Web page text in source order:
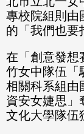
專校院組則由
的「我們也要
在「創意發想
竹女中隊伍「
相關科系組由
資安女婕思」
文化大學隊伍